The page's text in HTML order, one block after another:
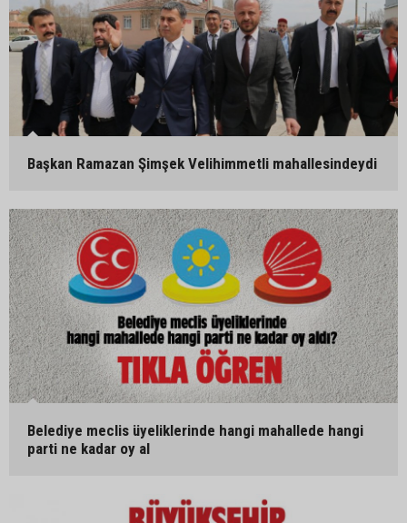
Başkan Ramazan Şimşek Velihimmetli mahallesindeydi
Belediye meclis üyeliklerinde hangi mahallede hangi
parti ne kadar oy al